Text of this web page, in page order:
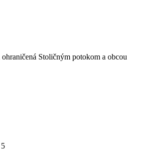
Stoličným potokom a obcou